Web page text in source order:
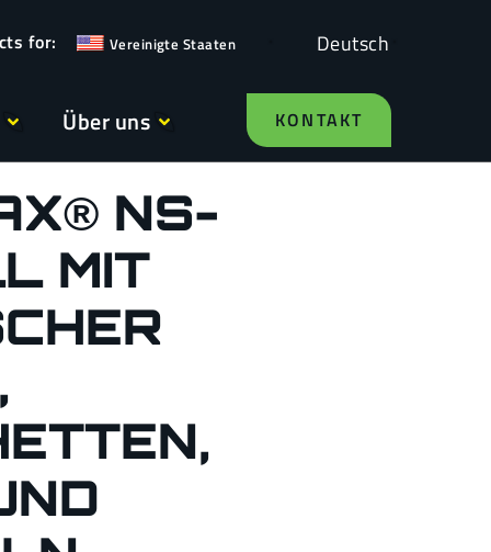
Vereinigte Staaten Deutsch
Über uns KONTAKT
NS-
MIT